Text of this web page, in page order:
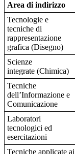
Area di indirizzo
Tecnologie e
tecniche di
rappresentazione
grafica (Disegno)
Scienze
integrate (Chimica)
Tecniche
dell’Informazione e
Comunicazione
Laboratori
tecnologici ed
esercitazioni
Tecniche applicate ai